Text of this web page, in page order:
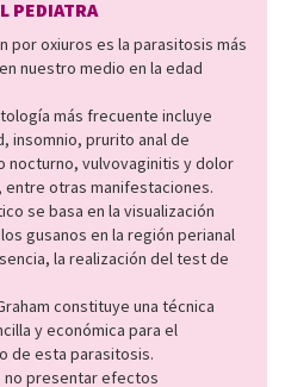
PEDIATRA
por oxiuros es la parasitosis más
nuestro medio en la edad
más frecuente incluye
insomnio, prurito anal de
nocturno, vulvovaginitis y dolor
entre otras manifestaciones.
se basa en la visualización
gusanos en la región perianal
la realización del test de
constituye una técnica
y económica para el
de esta parasitosis.
no presentar efectos